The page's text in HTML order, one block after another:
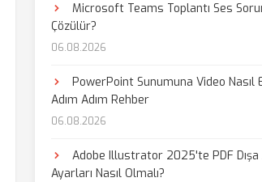
Microsoft Teams Toplantı Ses
Çözülür?
06.08.2026
PowerPoint Sunumuna Video Nasıl
Adım Adım Rehber
06.08.2026
Adobe Illustrator 2025'te PDF
Ayarları Nasıl Olmalı?